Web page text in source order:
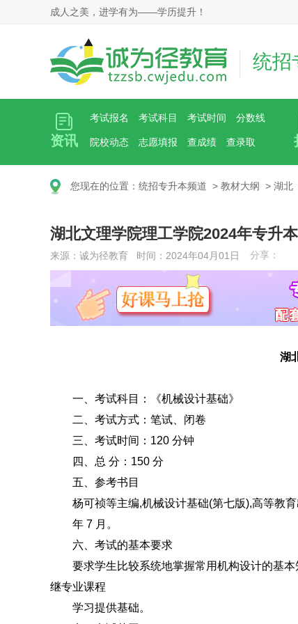
成人之美，进学有为——学历提升！
统招
资讯
考试报名 考试科目 考试时间 分数线
院校动态 志愿填报 查成绩 查录取
您现在的位置： 统招专升本频道 > 教材大纲 > 湖北
湖北文理学院理工学院2024年专升
来源：诚为径教育 时间：2024年04月01日 分享：
湖北
一、考试科目：《机械设计基础》
二、考试方式：笔试、闭卷
三、考试时间：120 分钟
四、总 分：150 分
五、参考书目
杨可祯等主编,机械设计基础(第七版),高等教育
年 7 月。
六、考试的基本要求
要求学生比较系统地掌握常用机构设计的基本
继专业课程
学习提供基础。